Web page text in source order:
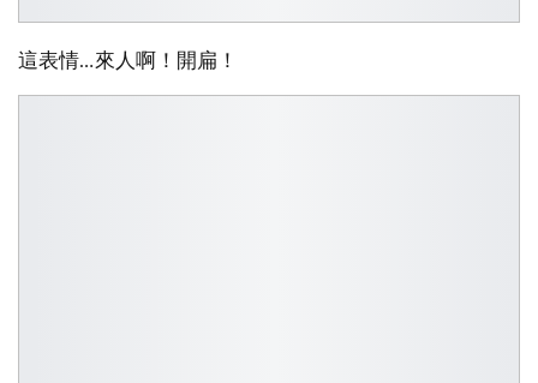
這表情…來人啊！開扁！